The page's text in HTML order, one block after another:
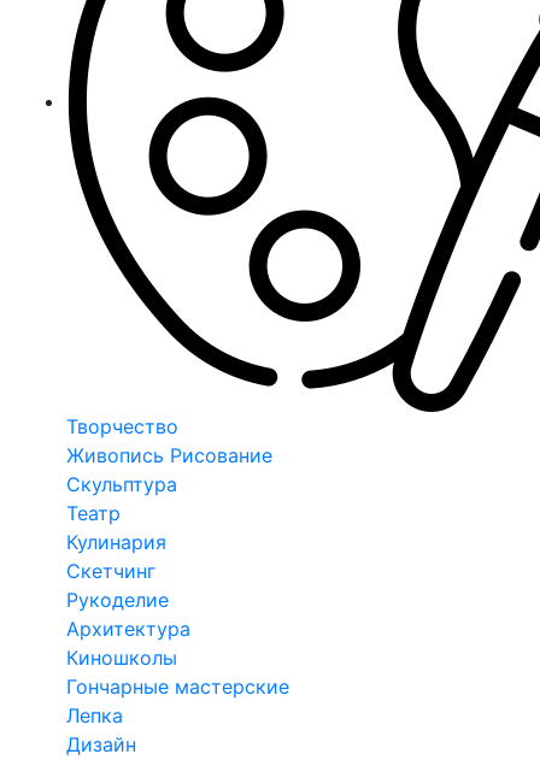
Творчество
Живопись Рисование
Скульптура
Театр
Кулинария
Скетчинг
Рукоделие
Архитектура
Киношколы
Гончарные мастерские
Лепка
Дизайн